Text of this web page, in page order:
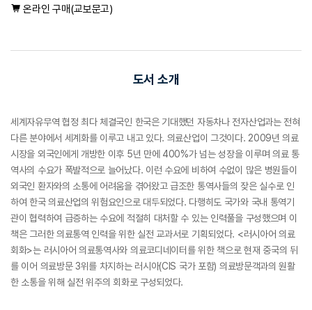
온라인 구매(교보문고)
도서 소개
세계자유무역 협정 최다 체결국인 한국은 기대했던 자동차나 전자산업과는 전혀
다른 분야에서 세계화를 이루고 내고 있다. 의료산업이 그것이다. 2009년 의료
시장을 외국인에게 개방한 이후 5년 만에 400%가 넘는 성장을 이루며 의료 통
역사의 수요가 폭발적으로 늘어났다. 이런 수요에 비하여 수없이 많은 병원들이
외국인 환자와의 소통에 어려움을 겪어왔고 급조한 통역사들의 잦은 실수로 인
하여 한국 의료산업의 위험요인으로 대두되었다. 다행히도 국가와 국내 통역기
관이 협력하여 급증하는 수요에 적절히 대처할 수 있는 인력풀을 구성했으며 이
책은 그러한 의료통역 인력을 위한 실전 교과서로 기획되었다. <러시아어 의료
회화>는 러시아어 의료통역사와 의료코디네이터를 위한 책으로 현재 중국의 뒤
를 이어 의료방문 3위를 차지하는 러시아(CIS 국가 포함) 의료방문객과의 원활
한 소통을 위해 실전 위주의 회화로 구성되었다.